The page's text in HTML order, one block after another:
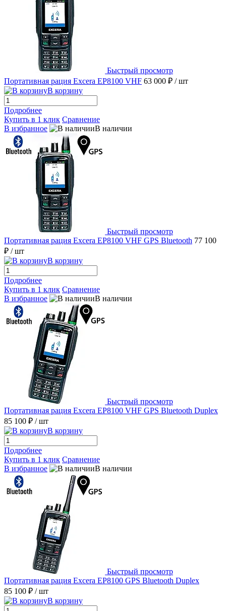
Быстрый просмотр
Портативная рация Excera EP8100 VHF 63 000 ₽ / шт
В корзину
Подробнее
Купить в 1 клик Сравнение
В избранное
В наличии
Быстрый просмотр
Портативная рация Excera EP8100 VHF GPS Bluetooth 77 100
₽ / шт
В корзину
Подробнее
Купить в 1 клик Сравнение
В избранное
В наличии
Быстрый просмотр
Портативная рация Excera EP8100 VHF GPS Bluetooth Duplex
85 100 ₽ / шт
В корзину
Подробнее
Купить в 1 клик Сравнение
В избранное
В наличии
Быстрый просмотр
Портативная рация Excera EP8100 GPS Bluetooth Duplex
85 100 ₽ / шт
В корзину